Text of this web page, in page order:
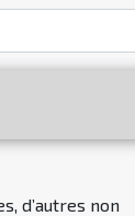
d’autres non